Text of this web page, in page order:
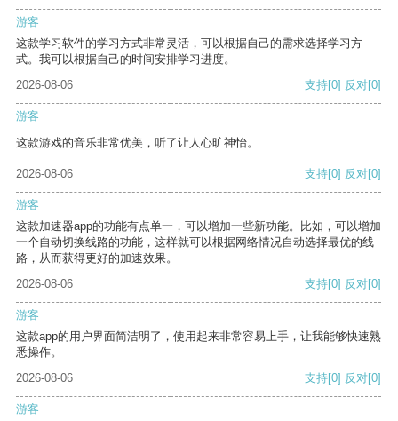
游客
这款学习软件的学习方式非常灵活，可以根据自己的需求选择学习方
式。我可以根据自己的时间安排学习进度。
2026-08-06
支持[0] 反对[0]
游客
这款游戏的音乐非常优美，听了让人心旷神怡。
2026-08-06 支持[0] 反对[0]
游客
这款加速器app的功能有点单一，可以增加一些新功能。比如，可以增加
一个自动切换线路的功能，这样就可以根据网络情况自动选择最优的线
路，从而获得更好的加速效果。
2026-08-06
支持[0] 反对[0]
游客
这款app的用户界面简洁明了，使用起来非常容易上手，让我能够快速熟
悉操作。
2026-08-06
支持[0] 反对[0]
游客